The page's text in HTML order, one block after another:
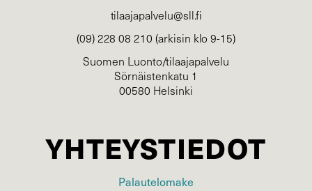
tilaajapalvelu@sll.fi
(09) 228 08 210 (arkisin klo 9-15)
Suomen Luonto/tilaajapalvelu
Sörnäistenkatu 1
00580 Helsinki
YHTEYSTIEDOT
Palautelomake